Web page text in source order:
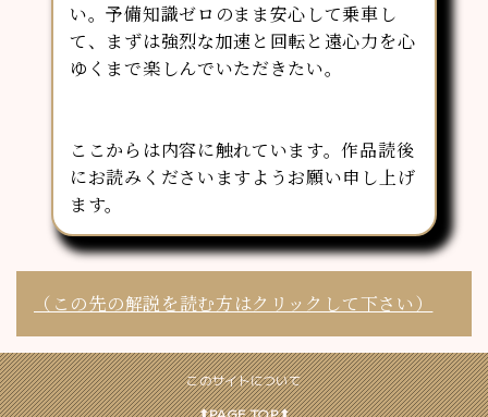
い。予備知識ゼロのまま安心して乗車し
て、まずは強烈な加速と回転と遠心力を心
ゆくまで楽しんでいただきたい。
ここからは内容に触れています。作品読後
にお読みくださいますようお願い申し上げ
ます。
（この先の解説を読む方はクリックして下さい）
このサイトについて
⬆︎PAGE TOP⬆︎